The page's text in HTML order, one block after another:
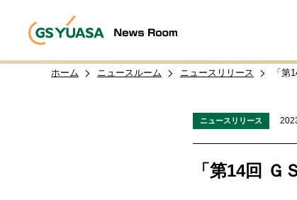
ホーム ニュースルーム ニュースリリース 「
ニュースリリース
「第14回